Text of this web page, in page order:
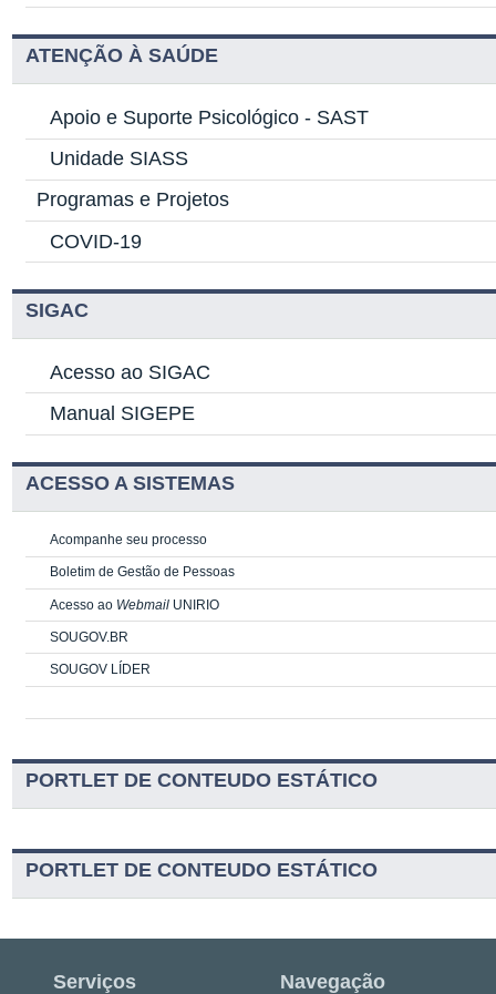
ATENÇÃO À SAÚDE
Apoio e Suporte Psicológico - SAST
Unidade SIASS
Programas e Projetos
COVID-19
SIGAC
Acesso ao SIGAC
Manual SIGEPE
ACESSO A SISTEMAS
Acompanhe seu processo
Boletim de Gestão de Pessoas
Acesso ao Webmail UNIRIO
SOUGOV.BR
SOUGOV LÍDER
PORTLET DE CONTEUDO ESTÁTICO
PORTLET DE CONTEUDO ESTÁTICO
Serviços Navegação